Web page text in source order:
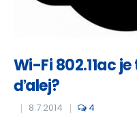
Wi-Fi 802.11ac
ďalej?
8.7.2014 4